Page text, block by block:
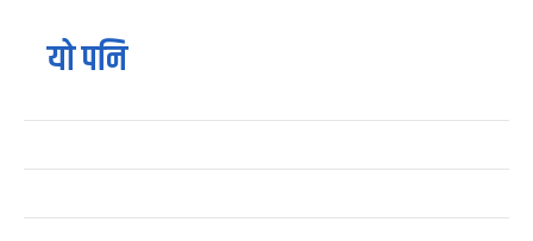
यो पनि